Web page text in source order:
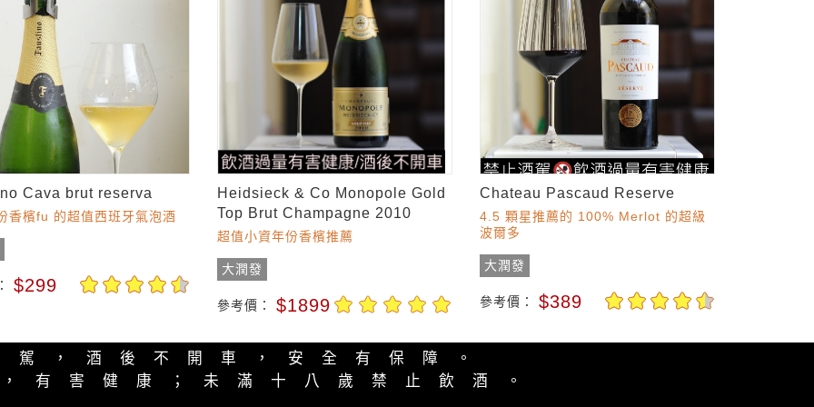
Cava brut reserva
香檳fu 的超值西班牙氣泡酒
$299
Heidsieck & Co Monopole Gold
Top Brut Champagne 2010
超值小資年份香檳推薦
大潤發
參考價： $1899
Chateau Pascaud Reserve
4.5 顆星推薦的 100% Merlot 的超級
波爾多
大潤發
參考價： $389
駕，酒後不開車，安全有保障。
有害健康；未滿十八歲禁止飲酒。